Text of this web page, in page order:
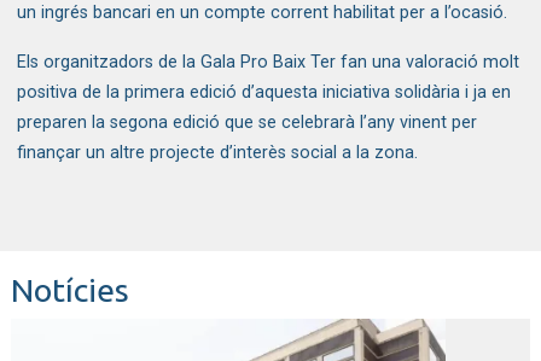
un ingrés bancari en un compte corrent habilitat per a l’ocasió.
Els organitzadors de la Gala Pro Baix Ter fan una valoració molt
positiva de la primera edició d’aquesta iniciativa solidària i ja en
preparen la segona edició que se celebrarà l’any vinent per
finançar un altre projecte d’interès social a la zona.
Notícies